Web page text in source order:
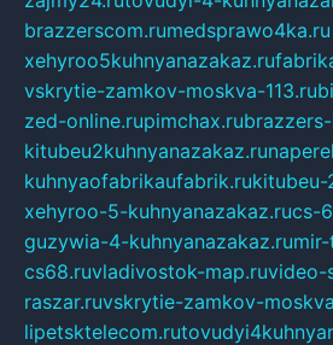
brazzerscom.rumedsprawo4ka.ru
xehyroo5kuhnyanazakaz.ru
vskrytie-zamkov-moskva-113.ru
zed-online.rupimchax.ru
kitubeu2kuhnyanazakaz.ru
kuhnyaofabrikaufabrik.rukitubeu-
xehyroo-5-kuhnyanazakaz.rucs-
guzywia-4-kuhnyanazakaz.ru
cs68.ruvladivostok-map.ruvideo-
raszar.ruvskrytie-zamkov-
lipetsktelecom.ru